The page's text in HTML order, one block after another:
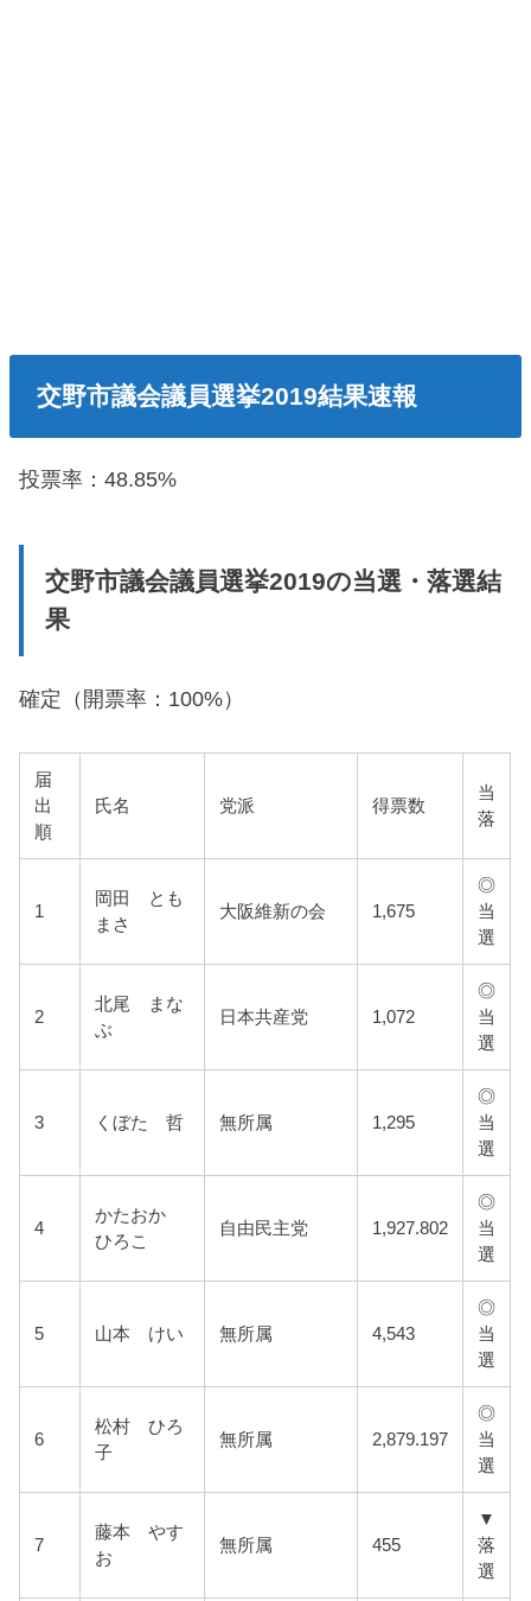
交野市議会議員選挙2019結果速報
投票率：48.85%
交野市議会議員選挙2019の当選・落選結
果
確定（開票率：100%）
届
出
順
氏名 党派 得票数
当
落
1
岡田 とも
まさ
大阪維新の会 1,675
◎
当
選
2
北尾 まな
ぶ
日本共産党 1,072
◎
当
選
3 くぼた 哲 無所属 1,295
◎
当
選
4
かたおか
ひろこ
自由民主党 1,927.802
◎
当
選
5 山本 けい 無所属 4,543
◎
当
選
6
松村 ひろ
子
無所属 2,879.197
◎
当
選
7
藤本 やす
お
無所属 455
▼
落
選